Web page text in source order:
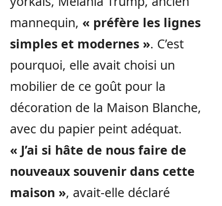
mannequin, « préfère les lignes
simples et modernes ». C’est
pourquoi, elle avait choisi un
mobilier de ce goût pour la
décoration de la Maison Blanche,
avec du papier peint adéquat.
« J’ai si hâte de nous faire de
nouveaux souvenir dans cette
maison », avait-elle déclaré